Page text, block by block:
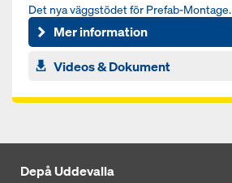
Det nya väggstödet för Prefab-Montage.
Mer information
Videos & Dokument
Depå Uddevalla